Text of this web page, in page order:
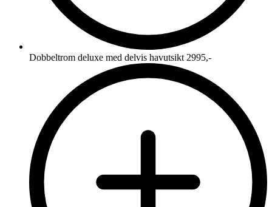
Dobbeltrom deluxe med delvis havutsikt 2995,-